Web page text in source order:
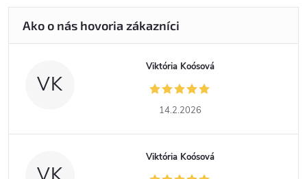
VK
Viktória Koósová
14.2.2026
Viktória Koósová